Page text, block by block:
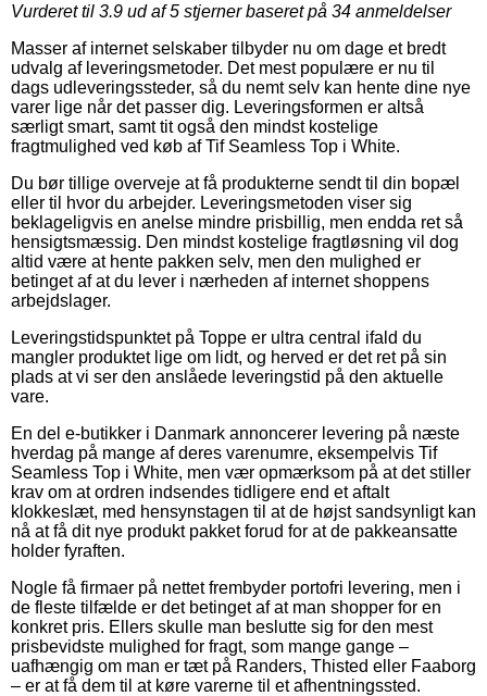
Vurderet til 3.9 ud af 5 stjerner baseret på 34 anmeldelser
Masser af internet selskaber tilbyder nu om dage et bredt
udvalg af leveringsmetoder. Det mest populære er nu til
dags udleveringssteder, så du nemt selv kan hente dine nye
varer lige når det passer dig. Leveringsformen er altså
særligt smart, samt tit også den mindst kostelige
fragtmulighed ved køb af Tif Seamless Top i White.
Du bør tillige overveje at få produkterne sendt til din bopæl
eller til hvor du arbejder. Leveringsmetoden viser sig
beklageligvis en anelse mindre prisbillig, men endda ret så
hensigtsmæssig. Den mindst kostelige fragtløsning vil dog
altid være at hente pakken selv, men den mulighed er
betinget af at du lever i nærheden af internet shoppens
arbejdslager.
Leveringstidspunktet på Toppe er ultra central ifald du
mangler produktet lige om lidt, og herved er det ret på sin
plads at vi ser den anslåede leveringstid på den aktuelle
vare.
En del e-butikker i Danmark annoncerer levering på næste
hverdag på mange af deres varenumre, eksempelvis Tif
Seamless Top i White, men vær opmærksom på at det stiller
krav om at ordren indsendes tidligere end et aftalt
klokkeslæt, med hensynstagen til at de højst sandsynligt kan
nå at få dit nye produkt pakket forud for at de pakkeansatte
holder fyraften.
Nogle få firmaer på nettet frembyder portofri levering, men i
de fleste tilfælde er det betinget af at man shopper for en
konkret pris. Ellers skulle man beslutte sig for den mest
prisbevidste mulighed for fragt, som mange gange –
uafhængig om man er tæt på Randers, Thisted eller Faaborg
– er at få dem til at køre varerne til et afhentningssted.